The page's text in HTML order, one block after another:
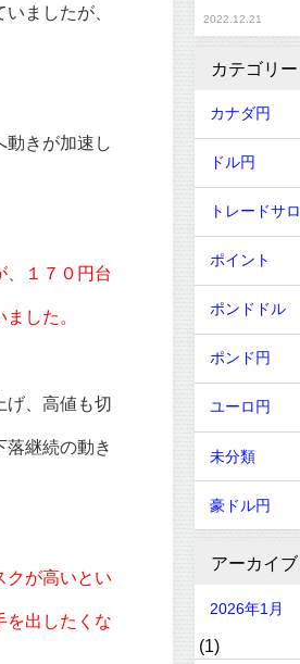
ましたが、
動きが加速し
、１７０円台
した。
げ、高値も切
落継続の動き
クが高いとい
を出したくな
2022.12.21
カテゴリー
カナダ円
ドル円
トレードサ
ポイント
ポンドドル
ポンド円
ユーロ円
未分類
豪ドル円
アーカイブ
2026年1月
(1)